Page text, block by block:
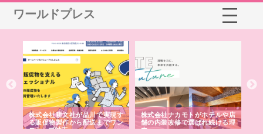
ワールドプレス
株式会社耕文社が品川で実現す
る販促物製作から配送までワン
ストップ対応
株式会社ナカモトがホテルや店
舗の内装改修で選ばれ続ける理
由